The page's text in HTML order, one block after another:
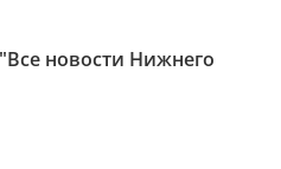
новости Нижнего